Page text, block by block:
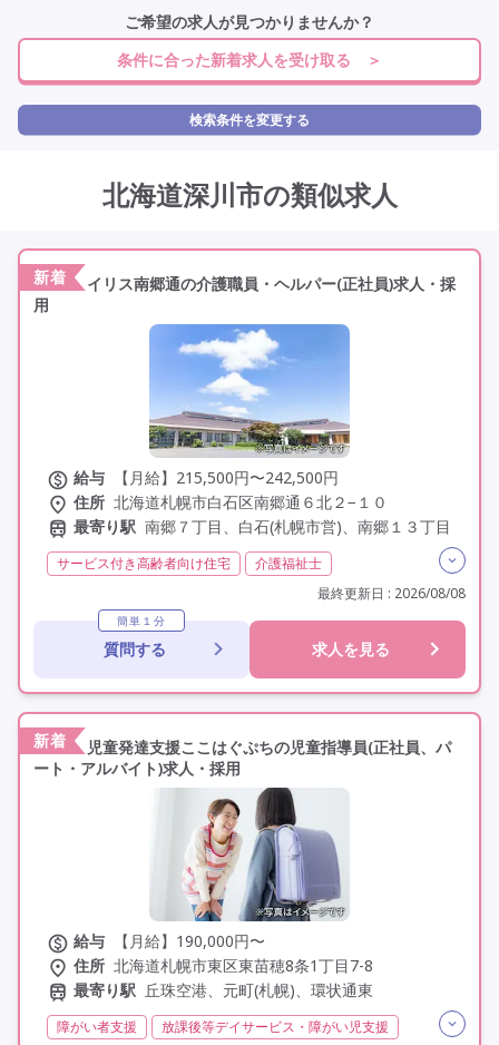
ご希望の求人が見つかりませんか？
条件に合った新着求人を受け取る ＞
検索条件を変更する
北海道深川市の類似求人
新着
イリス南郷通の介護職員・ヘルパー(正社員)求人・採
用
給与
【月給】215,500円〜242,500円
住所 北海道札幌市白石区南郷通６北２−１０
最寄り駅 南郷７丁目、白石(札幌市営)、南郷１３丁目
サービス付き高齢者向け住宅
介護福祉士
初任者研修(ヘルパー2級)
残業月20時間以内
社会保険完備
交通費支給
年間休日110日以上
学歴不問
定年60歳以上
駅近
最終更新日 : 2026/08/08
簡単１分
質問する 求人を見る
新着
児童発達支援ここはぐぷちの児童指導員(正社員、パ
ート・アルバイト)求人・採用
給与
【月給】190,000円〜
住所 北海道札幌市東区東苗穂8条1丁目7-8
最寄り駅 丘珠空港、元町(札幌)、環状通東
障がい者支援
放課後等デイサービス・障がい児支援